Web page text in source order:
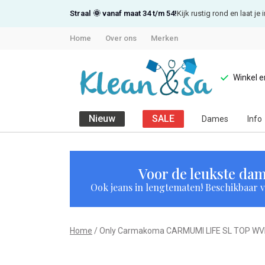
Straal 🌞 vanaf maat 34 t/m 54!Kijk rustig rond en laat je
Home Over ons Merken
Winkel
Nieuw SALE Dames Info
Carmakoma
CARMUMI
Voor de leukste
Ook jeans in lengtematen! Beschikbaar
Home Only Carmakoma CARMUMI LIFE SL TOP